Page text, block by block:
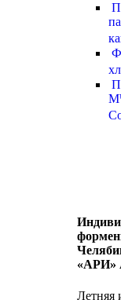
«АРИ»